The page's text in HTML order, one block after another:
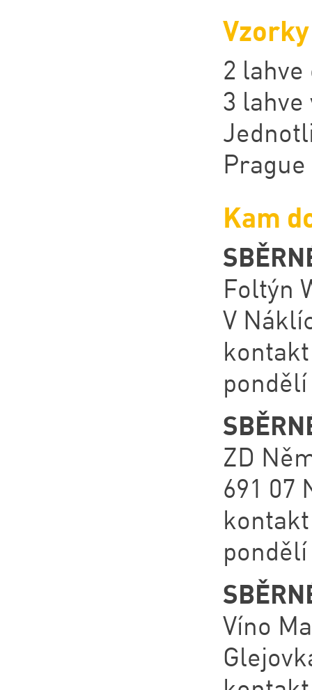
2
3
Kam
Foltýn
V
ZD
691 07
Víno